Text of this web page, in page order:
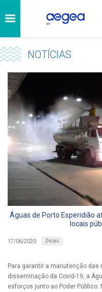
NOTÍCIAS
Águas de Porto Esperidião
locais
17/06/2020 Dicas
Para garantir a manutenção
disseminação da Covid-19, a
esforços junto ao Poder Público.